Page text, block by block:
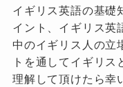
イギリス英語の基礎
イント、イギリス英
中のイギリス人の立
トを通してイギリ
理解して頂けたら幸